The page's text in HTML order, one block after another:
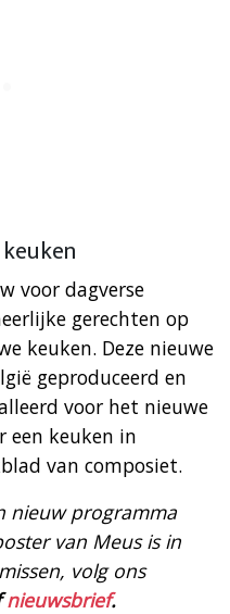
voor dagverse
gerechten op
keuken. Deze nieuwe
geproduceerd en
voor het nieuwe
een keuken in
van composiet.
nieuw programma
van Meus is in
volg ons
nieuwsbrief.